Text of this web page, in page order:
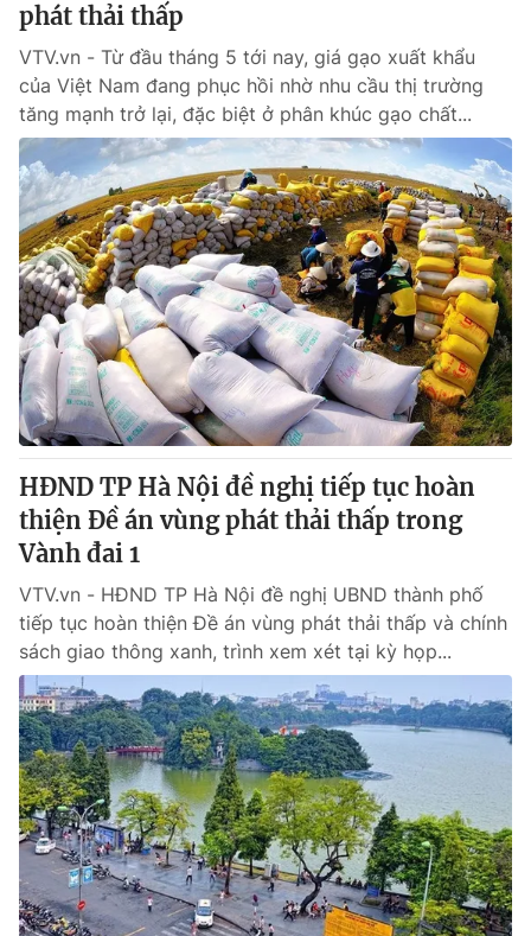
phát thải thấp
VTV.vn - Từ đầu tháng 5 tới nay, giá gạo xuất khẩu
của Việt Nam đang phục hồi nhờ nhu cầu thị trường
tăng mạnh trở lại, đặc biệt ở phân khúc gạo chất...
HĐND TP Hà Nội đề nghị tiếp tục hoàn
thiện Đề án vùng phát thải thấp trong
Vành đai 1
VTV.vn - HĐND TP Hà Nội đề nghị UBND thành phố
tiếp tục hoàn thiện Đề án vùng phát thải thấp và chính
sách giao thông xanh, trình xem xét tại kỳ họp...